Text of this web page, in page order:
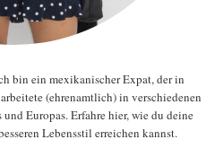
bin ein mexikanischer Expat, der in
(ehrenamtlich) in verschiedenen
Europas. Erfahre hier, wie du deine
Lebensstil erreichen kannst.